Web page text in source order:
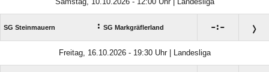
SG Steinmauern : SG Markgräflerland :
Freitag, 16.10.2026 - 19:30 Uhr | Landesliga